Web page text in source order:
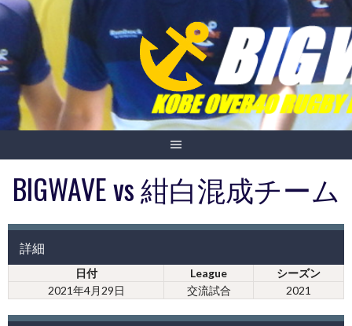
Skip
content
BIGWAVE vs 紺白混成チーム
詳細
日付 League
シーズン
2021年4月29日
交流試合 2021